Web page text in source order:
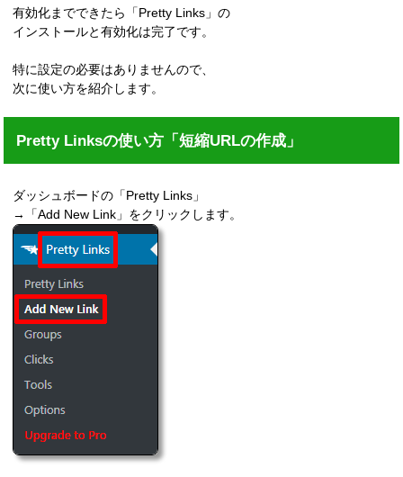
有効化までできたら「Pretty Links」の
インストールと有効化は完了です。
特に設定の必要はありませんので、
次に使い方を紹介します。
Pretty Linksの使い方「短縮URLの作成」
ダッシュボードの「Pretty Links」
→「Add New Link」をクリックします。